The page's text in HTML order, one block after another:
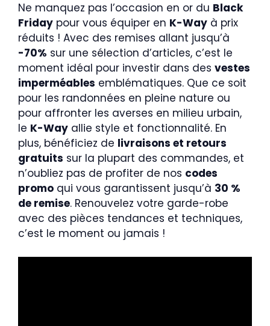
Ne manquez pas l’occasion en or du Black
Friday pour vous équiper en K-Way à prix
réduits ! Avec des remises allant jusqu’à
-70% sur une sélection d’articles, c’est le
moment idéal pour investir dans des vestes
imperméables emblématiques. Que ce soit
pour les randonnées en pleine nature ou
pour affronter les averses en milieu urbain,
le K-Way allie style et fonctionnalité. En
plus, bénéficiez de livraisons et retours
gratuits sur la plupart des commandes, et
n’oubliez pas de profiter de nos codes
promo qui vous garantissent jusqu’à 30 %
de remise. Renouvelez votre garde-robe
avec des pièces tendances et techniques,
c’est le moment ou jamais !